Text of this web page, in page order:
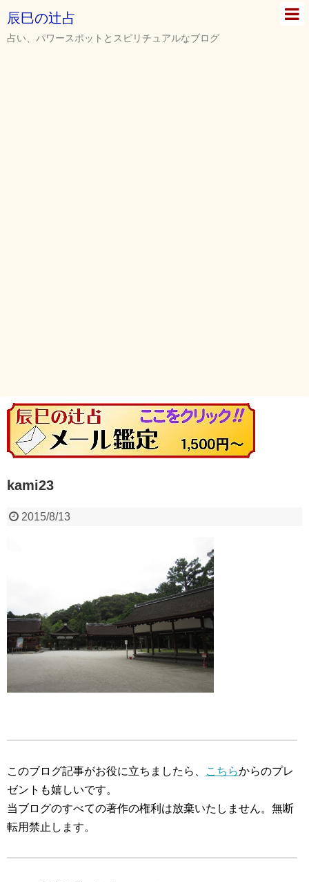
辰巳の辻占
占い、パワースポットとスピリチュアルなブログ
kami23
2015/8/13
このブログ記事がお役に立ちましたら、 こちらからのプレ
ゼントも嬉しいです。
当ブログのすべての著作の権利は放棄いたしません。無断
転用禁止します。